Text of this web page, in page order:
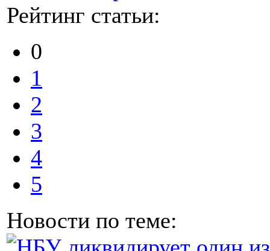
Рейтинг статьи:
0
1
2
3
4
5
Новости по теме: